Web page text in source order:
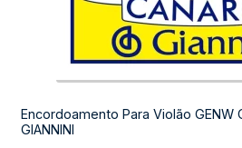
Encordoamento Para Violão GENW
GIANNINI